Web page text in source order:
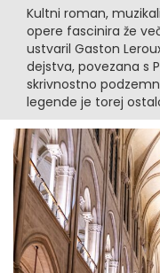
Kultni roman,
opere fascinira že
ustvaril Gaston
dejstva, povezana s
skrivnostno
legende je torej